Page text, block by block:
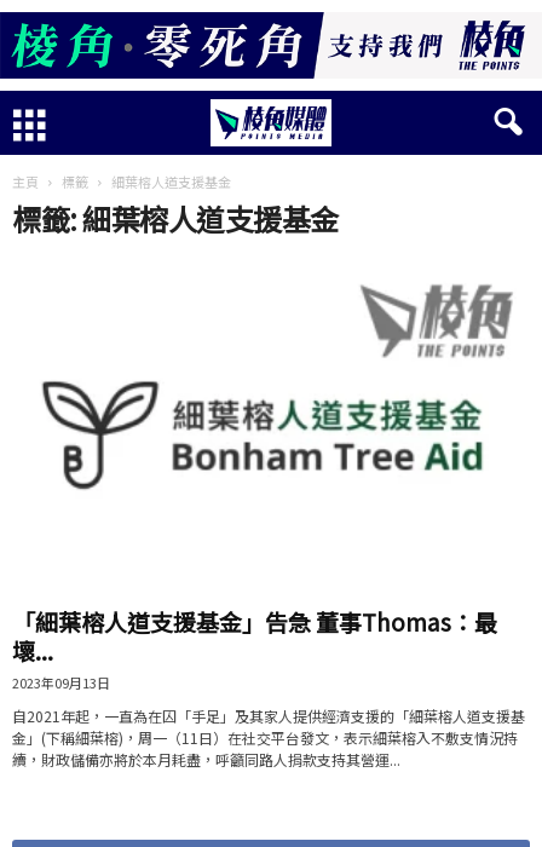
主頁 標籤 細葉榕人道支援基金
標籤: 細葉榕人道支援基金
「細葉榕人道支援基金」告急 董事Thomas：最
壞...
2023年09月13日
自2021年起，一直為在囚「手足」及其家人提供經濟支援的「細葉榕人道支援基
金」(下稱細葉榕)，周一（11日）在社交平台發文，表示細葉榕入不敷支情況持
續，財政儲備亦將於本月耗盡，呼籲同路人捐款支持其營運...